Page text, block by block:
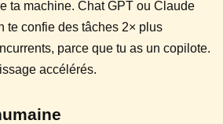
ta machine. Chat GPT ou Claude
te confie des tâches 2× plus
parce que tu as un copilote.
accélérés.